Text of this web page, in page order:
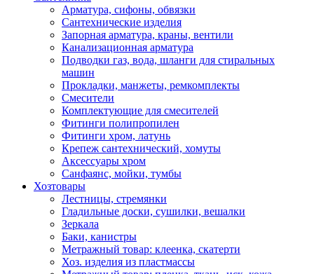
Арматура, сифоны, обвязки
Сантехнические изделия
Запорная арматура, краны, вентили
Канализационная арматура
Подводки газ, вода, шланги для стиральных
машин
Прокладки, манжеты, ремкомплекты
Смесители
Комплектующие для смесителей
Фитинги полипропилен
Фитинги хром, латунь
Крепеж сантехнический, хомуты
Аксессуары хром
Санфаянс, мойки, тумбы
Хозтовары
Лестницы, стремянки
Гладильные доски, сушилки, вешалки
Зеркала
Баки, канистры
Метражный товар: клеенка, скатерти
Хоз. изделия из пластмассы